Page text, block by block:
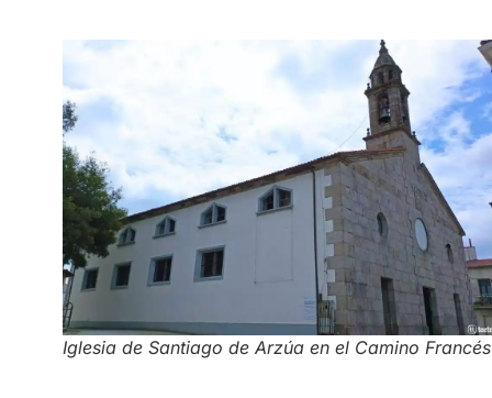
Iglesia de Santiago de Arzúa en el Camino Francés